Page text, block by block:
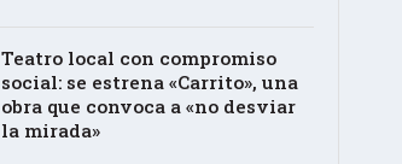
Teatro local con compromiso
social: se estrena «Carrito», una
obra que convoca a «no desviar
la mirada»